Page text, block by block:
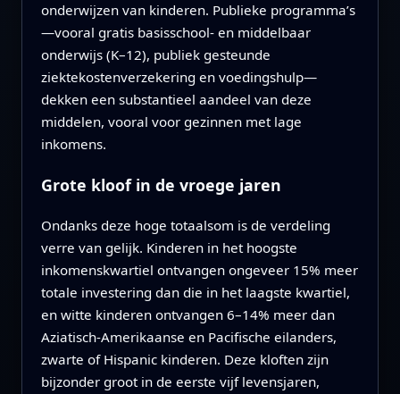
onderwijzen van kinderen. Publieke programma’s
—vooral gratis basisschool- en middelbaar
onderwijs (K–12), publiek gesteunde
ziektekostenverzekering en voedingshulp—
dekken een substantieel aandeel van deze
middelen, vooral voor gezinnen met lage
inkomens.
Grote kloof in de vroege jaren
Ondanks deze hoge totaalsom is de verdeling
verre van gelijk. Kinderen in het hoogste
inkomenskwartiel ontvangen ongeveer 15% meer
totale investering dan die in het laagste kwartiel,
en witte kinderen ontvangen 6–14% meer dan
Aziatisch-Amerikaanse en Pacifische eilanders,
zwarte of Hispanic kinderen. Deze kloften zijn
bijzonder groot in de eerste vijf levensjaren,